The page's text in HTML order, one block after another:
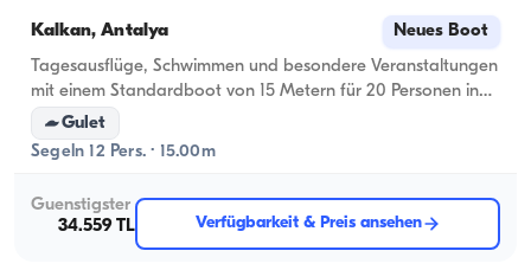
Kalkan, Antalya Neues Boot
Tagesausflüge, Schwimmen und besondere Veranstaltungen
mit einem Standardboot von 15 Metern für 20 Personen in
den türkisfarbenen Gewässern von Kalkan
Gulet
Segeln 12 Pers. · 15.00m
Guenstigster
34.559 TL
Verfügbarkeit & Preis ansehen